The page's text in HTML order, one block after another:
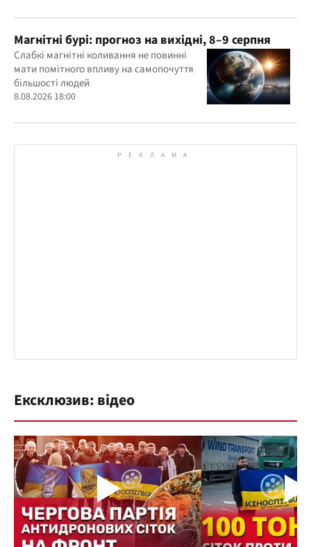
Магнітні бурі: прогноз на вихідні, 8–9 серпня
Слабкі магнітні коливання не повинні
мати помітного впливу на самопочуття
більшості людей
8.08.2026 18:00
Ексклюзив: відео